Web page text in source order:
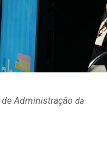
de Administração da